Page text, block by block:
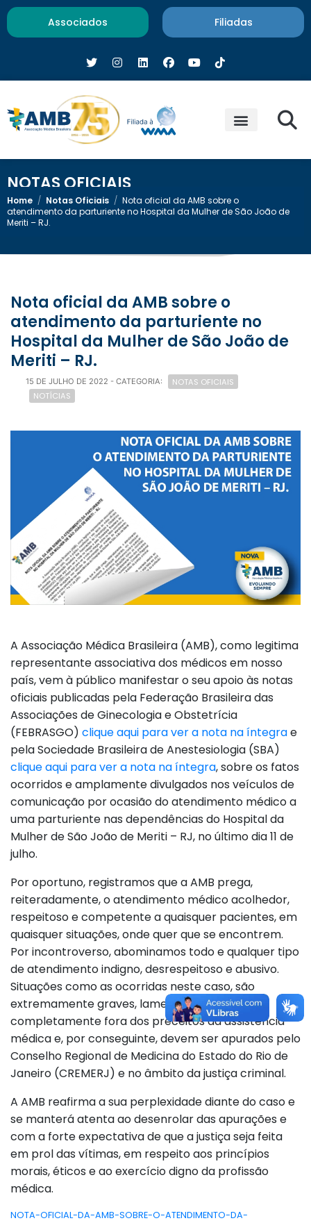
Associados Filiadas
NOTAS OFICIAIS
Home / Notas Oficiais / Nota oficial da AMB sobre o
atendimento da parturiente no Hospital da Mulher de São João de
Meriti – RJ.
Nota oficial da AMB sobre o
atendimento da parturiente no
Hospital da Mulher de São João de
Meriti – RJ.
15 DE JULHO DE 2022 - CATEGORIA:
NOTAS OFICIAIS
NOTÍCIAS
A Associação Médica Brasileira (AMB), como legitima
representante associativa dos médicos em nosso
país, vem à público manifestar o seu apoio às notas
oficiais publicadas pela Federação Brasileira das
Associações de Ginecologia e Obstetrícia
(FEBRASGO) clique aqui para ver a nota na íntegrae
pela Sociedade Brasileira de Anestesiologia (SBA)
clique aqui para ver a nota na íntegra, sobre os fatos
ocorridos e amplamente divulgados nos veículos de
comunicação por ocasião do atendimento médico a
uma parturiente nas dependências do Hospital da
Mulher de São João de Meriti – RJ, no último dia 11 de
julho.
Por oportuno, registramos que a AMB prega,
reiteradamente, o atendimento médico acolhedor,
respeitoso e competente a quaisquer pacientes, em
quaisquer situações, onde quer que se encontrem.
Por incontroverso, abominamos todo e qualquer tipo
de atendimento indigno, desrespeitoso e abusivo.
Situações como as ocorridas neste caso, são
extremamente graves, lamentáveis,
completamente fora dos preceitos da assistência
médica e, por conseguinte, devem ser apurados pelo
Conselho Regional de Medicina do Estado do Rio de
Janeiro (CREMERJ) e no âmbito da justiça criminal.
A AMB reafirma a sua perplexidade diante do caso e
se manterá atenta ao desenrolar das apurações e
com a forte expectativa de que a justiça seja feita
em prol das vítimas, em respeito aos princípios
morais, éticos e ao exercício digno da profissão
médica.
NOTA-OFICIAL-DA-AMB-SOBRE-O-ATENDIMENTO-DA-